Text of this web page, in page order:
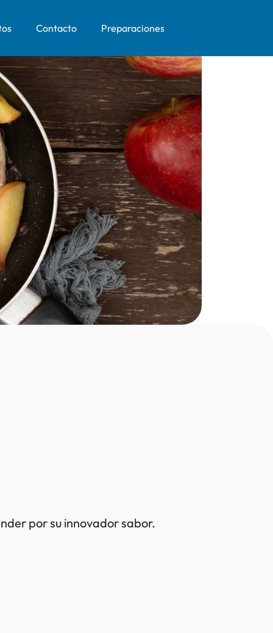
Contacto Preparaciones
por su innovador sabor.